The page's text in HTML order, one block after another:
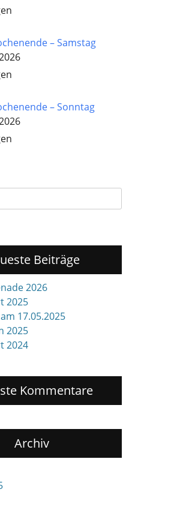
– Samstag
– Sonntag
Beiträge
2026
2025
17.05.2025
2025
2024
Kommentare
Archiv